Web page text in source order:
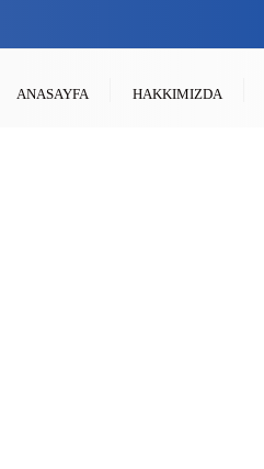
ANASAYFA HAKKIMIZDA